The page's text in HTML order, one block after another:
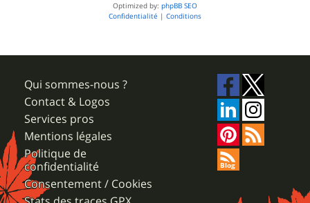
Optimized by: phpBB SEO
Confidentialité | Conditions
Qui sommes-nous ?
Contact & Logos
Services pros
Mentions légales
Politique de
confidentialité
Consentement / Cookies